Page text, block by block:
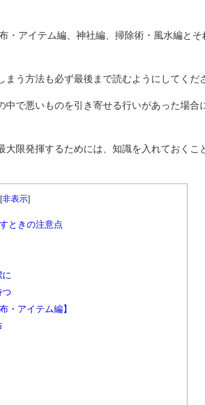
・アイテム編、神社編、掃除術・風水編とそ
う方法も必ず最後まで読むようにしてくだ
で悪いものを引き寄せる行いがあった場合
限発揮するためには、知識を入れておくこ
[非表示]
ときの注意点
つ
・アイテム編】